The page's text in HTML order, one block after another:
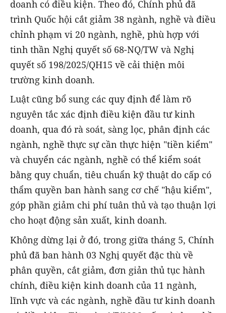
doanh có điều kiện. Theo đó, Chính phủ đã
trình Quốc hội cắt giảm 38 ngành, nghề và điều
chỉnh phạm vi 20 ngành, nghề, phù hợp với
tinh thần Nghị quyết số 68-NQ/TW và Nghị
quyết số 198/2025/QH15 về cải thiện môi
trường kinh doanh.
Luật cũng bổ sung các quy định để làm rõ
nguyên tắc xác định điều kiện đầu tư kinh
doanh, qua đó rà soát, sàng lọc, phân định các
ngành, nghề thực sự cần thực hiện "tiền kiểm"
và chuyển các ngành, nghề có thể kiểm soát
bằng quy chuẩn, tiêu chuẩn kỹ thuật do cấp có
thẩm quyền ban hành sang cơ chế "hậu kiểm",
góp phần giảm chi phí tuân thủ và tạo thuận lợi
cho hoạt động sản xuất, kinh doanh.
Không dừng lại ở đó, trong giữa tháng 5, Chính
phủ đã ban hành 03 Nghị quyết đặc thù về
phân quyền, cắt giảm, đơn giản thủ tục hành
chính, điều kiện kinh doanh của 11 ngành,
lĩnh vực và các ngành, nghề đầu tư kinh doanh